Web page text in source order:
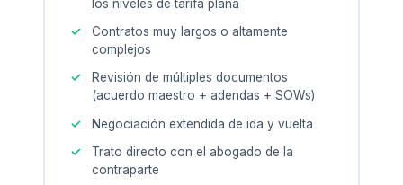
los niveles de tarifa plana
Contratos muy largos o altamente
complejos
Revisión de múltiples documentos
(acuerdo maestro + adendas + SOWs)
Negociación extendida de ida y vuelta
Trato directo con el abogado de la
contraparte